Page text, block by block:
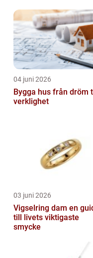
04 juni 2026
Bygga hus från dröm till
verklighet
03 juni 2026
Vigselring dam en guide
till livets viktigaste
smycke